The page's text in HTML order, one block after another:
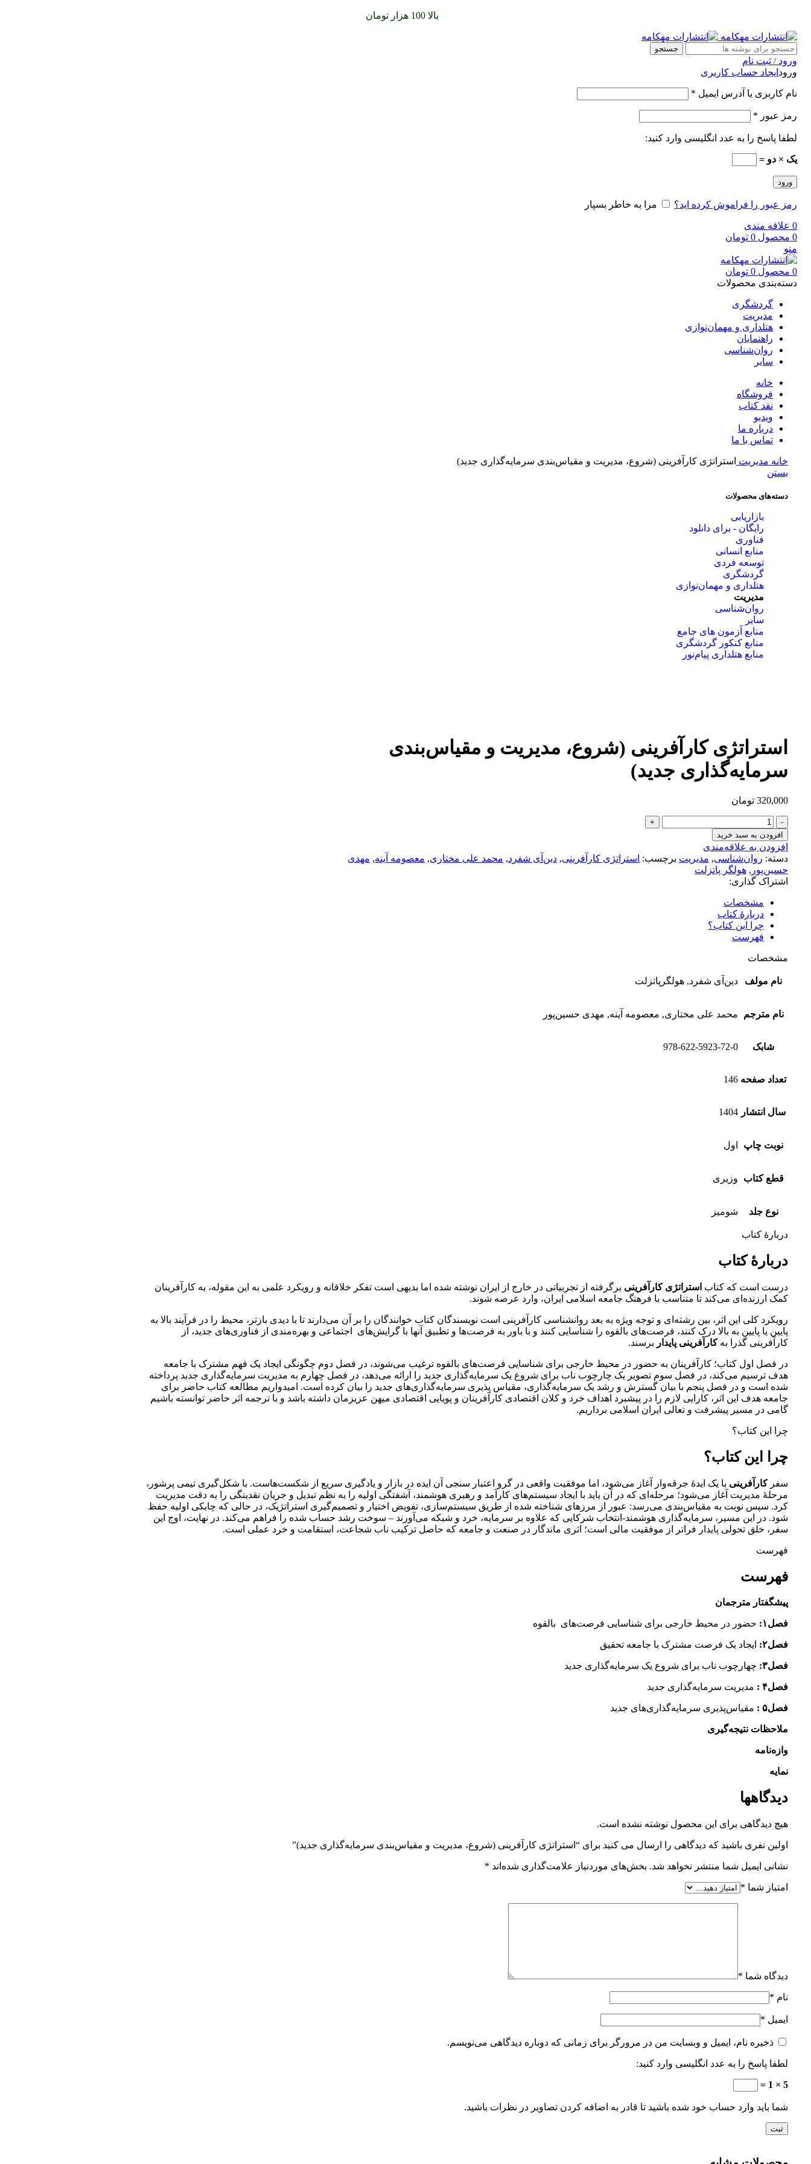
بالا 100 هزار تومان
جستجو
ورود / ثبت نام
ورود ایجاد حساب کاربری
نام کاربری یا آدرس ایمیل *
رمز عبور *
لطفا پاسخ را به عدد انگلیسی وارد کنید:
یک × دو =
ورود
رمز عبور را فراموش کرده اید؟ مرا به خاطر بسپار
0 علاقه مندی
0 محصول 0 تومان
منو
0 محصول 0 تومان
دسته‌بندی محصولات
گردشگری
مدیریت
هتلداری و مهمان‌نوازی
راهنمایان
روان‌شناسی
سایر
خانه
فروشگاه
نقد کتاب
ویدیو
درباره‌ ما
تماس با ما
خانه مدیریت استراتژی کارآفرینی (شروع، مدیریت و مقیاس‌بندی سرمایه‌گذاری جدید)
استراتژی کارآفرینی (شروع، مدیریت و مقیاس‌بندی
سرمایه‌گذاری جدید)
320,000 تومان
استراتژی
کارآفرینی
(شروع،
مدیریت
مقیاس‌بندی
سرمایه‌گذاری
جدید)
عدد
افزودن به سبد خرید
افزودن به علاقه‌مندی
دسته: روان‌شناسی, مدیریت برچسب: استراتژی کارآفرینی, دین‌آی شفرد, محمد علی مختاری, معصومه آینه, مهدی
حسین‌پور , هولگر پاتزلت
اشتراک گذاری:
مشخصات
دربارهٔ کتاب
چرا این کتاب؟
فهرست
مشخصات
نام مولف دین‌آی شفرد, هولگرپاتزلت
نام مترجم محمد علی مختاری, معصومه آینه, مهدی حسین‌پور
شابک 978-622-5923-72-0
تعداد صفحه 146
سال انتشار 1404
نوبت چاپ اول
قطع کتاب وزیری
نوع جلد شومیز
دربارهٔ کتاب
دربارهٔ کتاب
درست است که کتاب استراتژی کارآفرینی برگرفته از تجربیاتی در خارج از ایران نوشته شده اما بدیهی است تفکر خلاقانه و رویکرد علمی به این مقوله، به کارآفرینان
کمک ارزنده‌ای می‌کند تا متناسب با فرهنگ جامعه اسلامی ایران، وارد عرصه شوند.
رویکرد کلی این اثر، بین رشته‌ای و توجه ویژه به بعد روانشناسی کارآفرینی است نویسندگان کتاب خوانندگان را بر آن می‌دارند تا با دیدی بازتر، محیط را در فرآیند بالا به
پایین یا پایین به بالا درک کنند، فرصت‌های بالقوه را شناسایی کنند و با باور به فرصت‌ها و تطبیق آنها با گرایش‌های اجتماعی و بهره‌مندی از فناوری‌های جدید، از
کارآفرینی گذرا به کارآفرینی پایدار برسند.
در فصل اول کتاب؛ کارآفرینان به حضور در محیط خارجی برای شناسایی فرصت‌های بالقوه ترغیب می‌شوند، در فصل دوم چگونگی ایجاد یک فهم مشترک با جامعه
هدف ترسیم می‌کند، در فصل سوم تصویر یک چارچوب ناب برای شروع یک سرمایه‌گذاری جدید را ارائه می‌دهد، در فصل چهارم به مدیریت سرمایه‌گذاری جدید پرداخته
شده است و در فصل پنجم با بیان گسترش و رشد یک سرمایه‌گذاری، مقیاس پذیری سرمایه‌گذاری‌های جدید را بیان کرده است. امیدواریم مطالعه کتاب حاضر برای
جامعه هدف این اثر، کارایی لازم را در پیشبرد اهداف خرد و کلان اقتصادی کارآفرینان و پویایی اقتصادی میهن عزیزمان داشته باشد و با ترجمه اثر حاضر توانسته باشیم
گامی در مسیر پیشرفت و تعالی ایران اسلامی برداریم.
چرا این کتاب؟
چرا این کتاب؟
سفرکارآفرینی با یک ایدهٔ جرقه‌وار آغاز می‌شود، اما موفقیت واقعی در گرو اعتبار سنجی آن ایده در بازار و یادگیری سریع از شکست‌هاست. با شکل‌گیری تیمی پرشور،
مرحلهٔ مدیریت آغاز می‌شود؛ مرحله‌ای که در آن باید با ایجاد سیستم‌های کارآمد و رهبری هوشمند، آشفتگی اولیه را به نظم تبدیل و جریان نقدینگی را به دقت مدیریت
کرد. سپس نوبت به مقیاس‌بندی می‌رسد: عبور از مرزهای شناخته شده از طریق سیستم‌سازی، تفویض اختیار و تصمیم‌گیری استراتژیک، در حالی که چابکی اولیه حفظ
شود. در این مسیر، سرمایه‌گذاری هوشمند-انتخاب شرکایی که علاوه بر سرمایه، خرد و شبکه می‌آورند – سوخت رشد حساب شده را فراهم می‌کند. در نهایت، اوج این
سفر، خلق تحولی پایدار فراتر از موفقیت مالی است؛ اثری ماندگار در صنعت و جامعه که حاصل ترکیب ناب شجاعت، استقامت و خرد عملی است.
فهرست
فهرست
پیشگفتار مترجمان
فصل۱: حضور در محیط خارجی برای شناسایی فرصت‌های بالقوه
فصل۲: ایجاد یک فرصت مشترک با جامعه تحقیق
فصل۳: چهارچوب ناب برای شروع یک سرمایه‌گذاری جدید
فصل۴ : مدیریت سرمایه‌گذاری جدید
فصل۵ :‌ مقیاس‌پذیری سرمایه‌گذاری‌های جدید
ملاحظات نتیجه‌گیری
وازه‌نامه
نمایه
دیدگاهها
هیچ دیدگاهی برای این محصول نوشته نشده است.
اولین نفری باشید که دیدگاهی را ارسال می کنید برای “استراتژی کارآفرینی (شروع، مدیریت و مقیاس‌بندی سرمایه‌گذاری جدید)”
نشانی ایمیل شما منتشر نخواهد شد. بخش‌های موردنیاز علامت‌گذاری شده‌اند *
امتیاز شما *
دیدگاه شما *
نام *
ایمیل *
ذخیره نام، ایمیل و وبسایت من در مرورگر برای زمانی که دوباره دیدگاهی می‌نویسم.
لطفا پاسخ را به عدد انگلیسی وارد کنید:
5 × 1 =
شما باید وارد حساب خود شده باشید تا قادر به اضافه کردن تصاویر در نظرات باشید.
بستن
دسته‌های محصولات
بازاریابی
رایگان - برای دانلود
فناوری
منابع انسانی
توسعه فردی
گردشگری
هتلداری و مهمان‌نوازی
مدیریت
روان‌شناسی
سایر
منابع آزمون های جامع
منابع کنکور گردشگری
منابع هتلداری پیام‌نور